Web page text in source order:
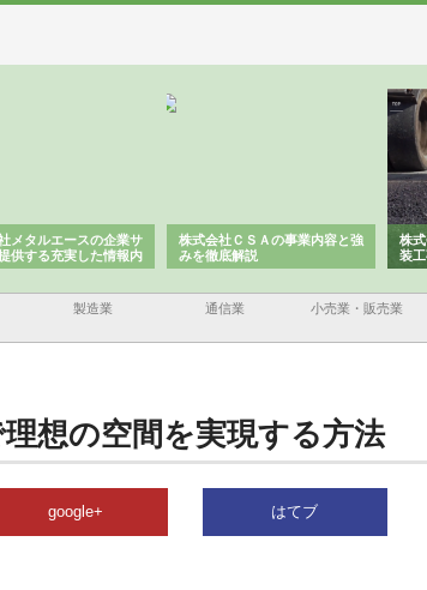
メタルエースの企業サ
供する充実した情報内
株式会社ＣＳＡの事業内容と強
みを徹底解説
株
装
製造業 通信業 小売業・販売業
想の空間を実現する方法
google+ はてブ